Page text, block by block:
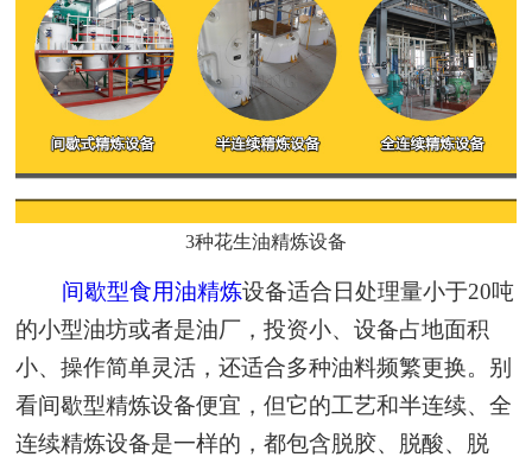
3种花生油精炼设备
间歇型食用油精炼设备适合日处理量小于20吨
的小型油坊或者是油厂，投资小、设备占地面积
小、操作简单灵活，还适合多种油料频繁更换。别
看间歇型精炼设备便宜，但它的工艺和半连续、全
连续精炼设备是一样的，都包含脱胶、脱酸、脱